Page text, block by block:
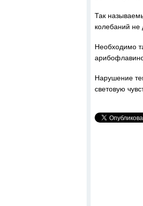
Так
колебаний не
Необходимо
Нарушение
световую